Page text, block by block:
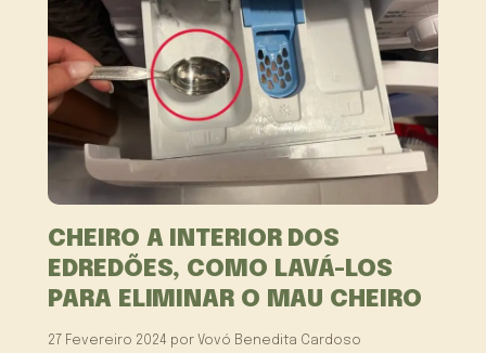
CHEIRO A INTERIOR DOS
EDREDÕES, COMO LAVÁ-LOS
PARA ELIMINAR O MAU CHEIRO
27 Fevereiro 2024 por Vovó Benedita Cardoso